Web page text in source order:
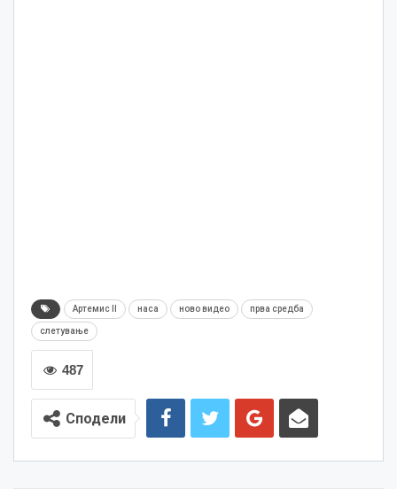
Артемис II наса ново видео прва средба
слетување
487
Сподели